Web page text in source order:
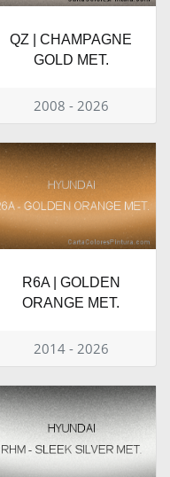
QZ | CHAMPAGNE
GOLD MET.
2008 - 2026
R6A | GOLDEN
ORANGE MET.
2014 - 2026